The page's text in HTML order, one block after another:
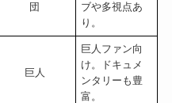
団
ブや多視点あ
り。
巨人
巨人ファン向
け。ドキュメ
ンタリーも豊
富。